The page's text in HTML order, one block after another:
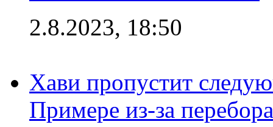
2.8.2023, 18:50
Хави пропустит
Примере из-за